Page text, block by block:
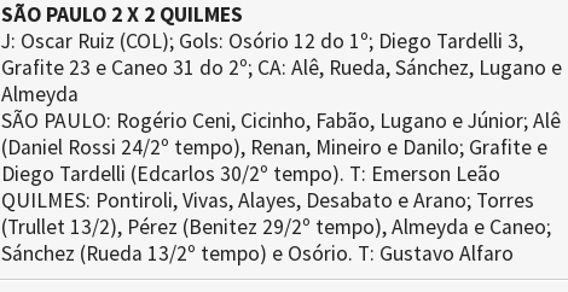
SÃO PAULO 2 X 2 QUILMES
J: Oscar Ruiz (COL); Gols: Osório 12 do 1º; Diego Tardelli 3,
Grafite 23 e Caneo 31 do 2º; CA: Alê, Rueda, Sánchez, Lugano e
Almeyda
SÃO PAULO: Rogério Ceni, Cicinho, Fabão, Lugano e Júnior; Alê
(Daniel Rossi 24/2º tempo), Renan, Mineiro e Danilo; Grafite e
Diego Tardelli (Edcarlos 30/2º tempo). T: Emerson Leão
QUILMES: Pontiroli, Vivas, Alayes, Desabato e Arano; Torres
(Trullet 13/2), Pérez (Benitez 29/2º tempo), Almeyda e Caneo;
Sánchez (Rueda 13/2º tempo) e Osório. T: Gustavo Alfaro